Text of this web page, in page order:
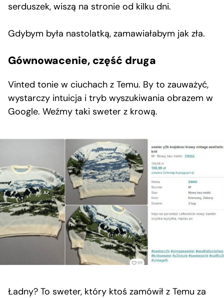
serduszek, wiszą na stronie od kilku dni.
Gdybym była nastolatką, zamawiałabym jak zła.
Gównowacenie, część druga
Vinted tonie w ciuchach z Temu. By to zauważyć,
wystarczy intuicja i tryb wyszukiwania obrazem w
Google. Weźmy taki sweter z krową.
Ładny? To sweter, który ktoś zamówił z Temu za